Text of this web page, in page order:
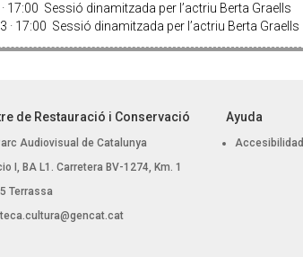
17:00 Sessió dinamitzada per l’actriu Berta Graells
· 17:00 Sessió dinamitzada per l’actriu Berta Graells
de Restauració i Conservació
Audiovisual de Catalunya
I, BA L1. Carretera BV-1274, Km. 1
Terrassa
Ayuda
Accesibilidad